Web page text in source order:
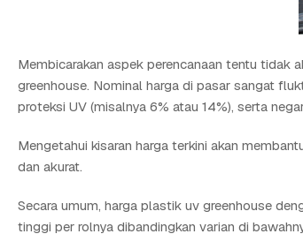
Membicarakan aspek perencanaan tentu tidak
greenhouse. Nominal harga di pasar sangat
proteksi UV (misalnya 6% atau 14%), serta
Mengetahui kisaran harga terkini akan
dan akurat.
Secara umum, harga plastik uv greenhouse
tinggi per rolnya dibandingkan varian di